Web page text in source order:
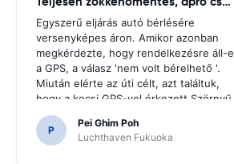
Egyszerű eljárás autó bérlésére
versenyképes áron. Amikor azonban
megkérdezte, hogy rendelkezésre áll-e
a GPS, a válasz 'nem volt bérelhető '.
Miután elérte az úti célt, azt találtuk,
hogy a kocsi GPS-vel érkezett.Szörnyű
lenne, ha úgy döntöttünk, hogy olyan
GPS-t vásárolunk, amire szükség van a
japán utak navigálásához.
P
Pei Ghim Poh
Luchthaven Fukuoka